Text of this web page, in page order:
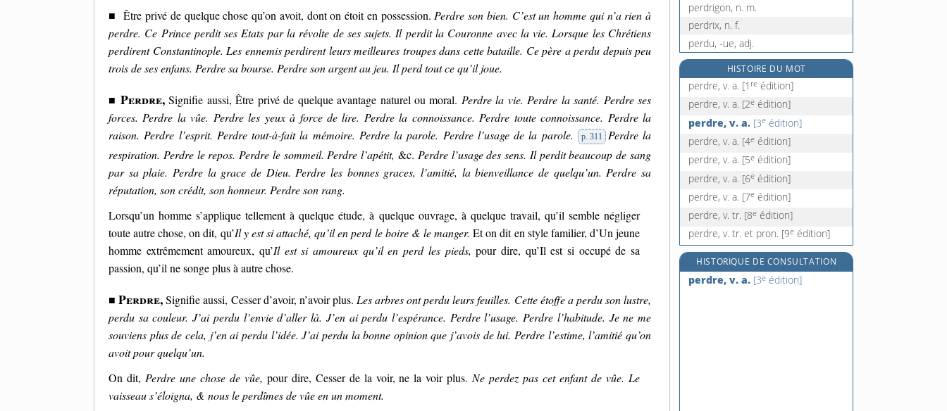
■Être privé de quelque chose qu’on avoit, dont on étoit en possession. Perdre son bien. C’est un homme qui n’a rien à
perdre. Ce Prince perdit ses Etats par la révolte de ses sujets. Il perdit la Couronne avec la vie. Lorsque les Chrétiens
perdirent Constantinople. Les ennemis perdirent leurs meilleures troupes dans cette bataille. Ce père a perdu depuis peu
trois de ses enfans. Perdre sa bourse. Perdre son argent au jeu. Il perd tout ce qu’il joue.
■ Perdre,Signifie aussi, Être privé de quelque avantage naturel ou moral. Perdre la vie. Perdre la santé. Perdre ses
forces. Perdre la vûe. Perdre les yeux à force de lire. Perdre la connoissance. Perdre toute connoissance. Perdre la
raison. Perdre l’esprit. Perdre tout-à-fait la mémoire. Perdre la parole. Perdre l’usage de la parole.
p. 311
Perdre la
respiration. Perdre le repos. Perdre le sommeil. Perdre l’apétit, &c. Perdre l’usage des sens. Il perdit beaucoup de sang
par sa plaie. Perdre la grace de Dieu. Perdre les bonnes graces, l’amitié, la bienveillance de quelqu’un. Perdre sa
réputation, son crédit, son honneur. Perdre son rang.
Lorsqu’un homme s’applique tellement à quelque étude, à quelque ouvrage, à quelque travail, qu’il semble négliger
toute autre chose, on dit, qu’Il y est si attaché, qu’il en perd le boire & le manger. Et on dit en style familier, d’Un jeune
homme extrêmement amoureux, qu’Il est si amoureux qu’il en perd les pieds, pour dire, qu’Il est si occupé de sa
passion, qu’il ne songe plus à autre chose.
■Perdre,Signifie aussi, Cesser d’avoir, n’avoir plus. Les arbres ont perdu leurs feuilles. Cette étoffe a perdu son lustre,
perdu sa couleur. J’ai perdu l’envie d’aller là. J’en ai perdu l’espérance. Perdre l’usage. Perdre l’habitude. Je ne me
souviens plus de cela, j’en ai perdu l’idée. J’ai perdu la bonne opinion que j’avois de lui. Perdre l’estime, l’amitié qu’on
avoit pour quelqu’un.
On dit, Perdre une chose de vûe, pour dire, Cesser de la voir, ne la voir plus. Ne perdez pas cet enfant de vûe. Le
vaisseau s’éloigna, & nous le perdîmes de vûe en un moment.
perdrigon, n. m.
perdrix, n. f.
perdu, -ue, adj.
perdurable, adj.
perdurer, v. intr.
pérégrin, -ine, n.
pérégrination, n. f.
HISTOIRE DU MOT
perdre, v. a. [1 re édition]
perdre, v. a. [2e édition]
perdre, v. a. [3e édition]
perdre, v. a. [4e édition]
perdre, v. a. [5e édition]
perdre, v. a. [6e édition]
perdre, v. a. [7e édition]
perdre, v. tr. [8e édition]
perdre, v. tr. et pron. [9e édition]
HISTORIQUE DE CONSULTATION
perdre, v. a. [3e édition]